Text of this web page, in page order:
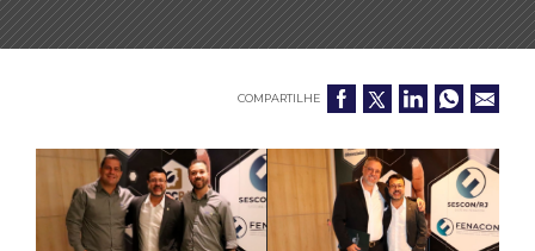
COMPARTILHE